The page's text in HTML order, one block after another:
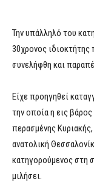
Την υπάλληλό του
30χρονος
συνελήφθη και
Είχε προηγηθεί
την οποία η εις
περασμένης
ανατολική
κατηγορούμενος στη
μιλήσει.